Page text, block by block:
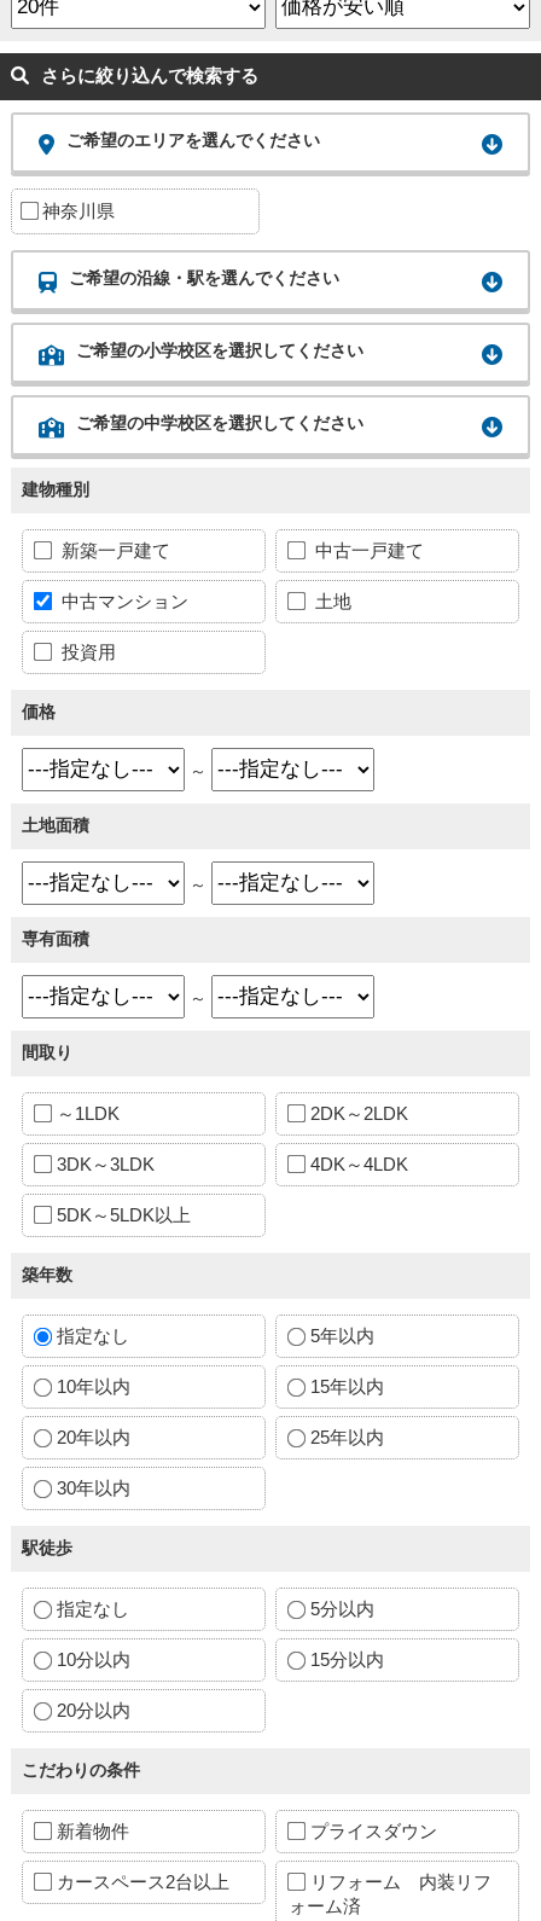
さらに絞り込んで検索する
ご希望のエリアを選んでください
神奈川県
ご希望の沿線・駅を選んでください
ご希望の小学校区を選択してください
ご希望の中学校区を選択してください
建物種別
新築一戸建て 中古一戸建て
中古マンション 土地
投資用
価格
～
土地面積
～
専有面積
～
間取り
～1LDK 2DK～2LDK
3DK～3LDK 4DK～4LDK
5DK～5LDK以上
築年数
指定なし 5年以内
10年以内 15年以内
20年以内 25年以内
30年以内
駅徒歩
指定なし 5分以内
10分以内 15分以内
20分以内
こだわりの条件
新着物件 プライスダウン
カースペース2台以上
リフォーム 内装リフ
ォーム済